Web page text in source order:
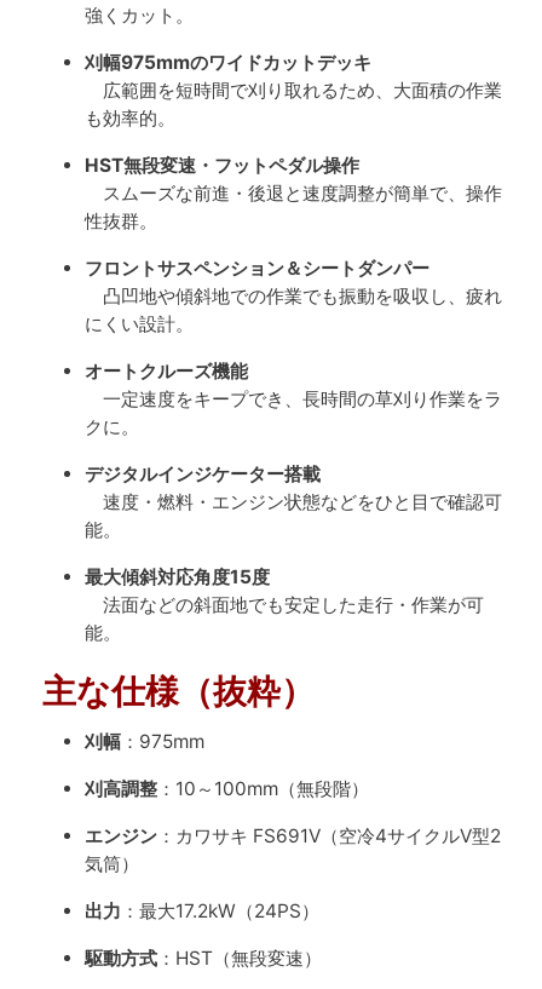
強くカット。
刈幅975mmのワイドカットデッキ
広範囲を短時間で刈り取れるため、大面積の作業
も効率的。
HST無段変速・フットペダル操作
スムーズな前進・後退と速度調整が簡単で、操作
性抜群。
フロントサスペンション＆シートダンパー
凸凹地や傾斜地での作業でも振動を吸収し、疲れ
にくい設計。
オートクルーズ機能
一定速度をキープでき、長時間の草刈り作業をラ
クに。
デジタルインジケーター搭載
速度・燃料・エンジン状態などをひと目で確認可
能。
最大傾斜対応角度15度
法面などの斜面地でも安定した走行・作業が可
能。
主な仕様（抜粋）
刈幅 ：975mm
刈高調整 ：10～100mm（無段階）
エンジン ：カワサキ FS691V（空冷4サイクルV型2
気筒）
出力 ：最大17.2kW（24PS）
駆動方式 ：HST（無段変速）